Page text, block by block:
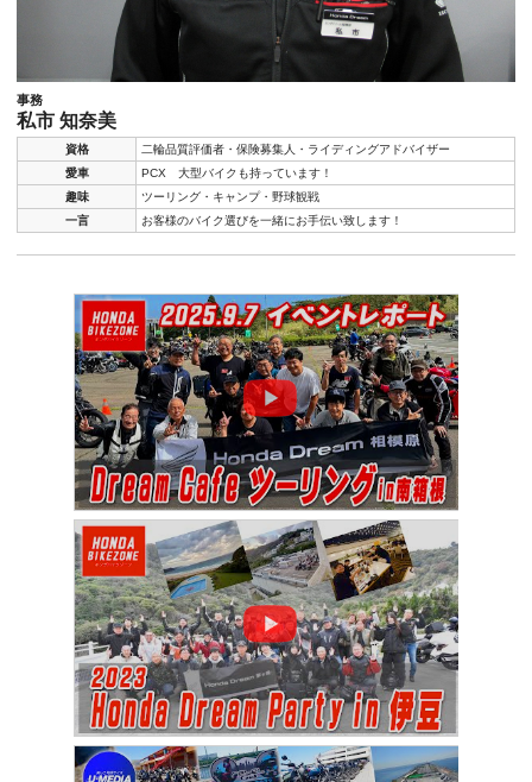
事務
私市 知奈美
資格
二輪品質評価者・保険募集人・ライディングアドバイザー
愛車
PCX 大型バイクも持っています！
趣味
ツーリング・キャンプ・野球観戦
一言
お客様のバイク選びを一緒にお手伝い致します！